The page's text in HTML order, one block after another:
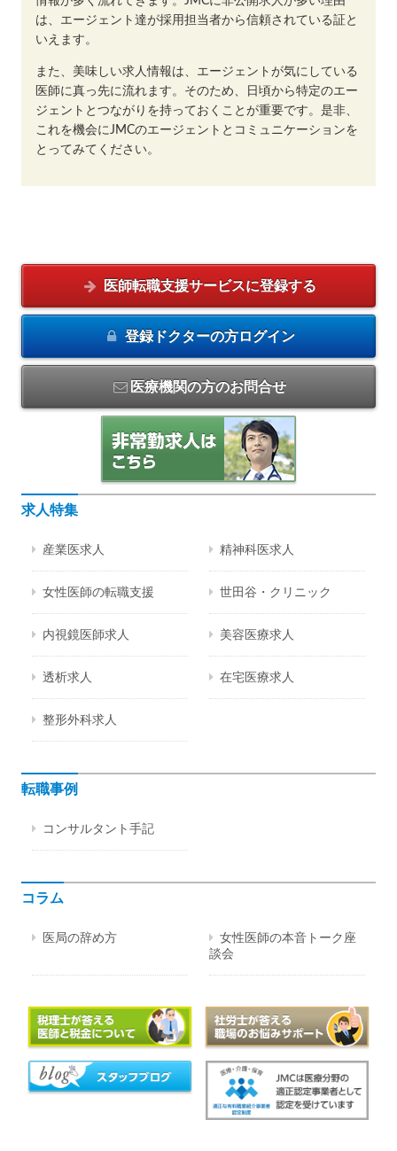
は、エージェント達が採用担当者から信頼されている証と
いえます。
また、美味しい求人情報は、エージェントが気にしている
医師に真っ先に流れます。そのため、日頃から特定のエー
ジェントとつながりを持っておくことが重要です。是非、
これを機会にJMCのエージェントとコミュニケーションを
とってみてください。
医師転職支援サービスに登録する
登録ドクターの方ログイン
医療機関の方のお問合せ
求人特集
産業医求人 精神科医求人
女性医師の転職支援 世田谷・クリニック
内視鏡医師求人 美容医療求人
透析求人 在宅医療求人
整形外科求人
転職事例
コンサルタント手記
コラム
医局の辞め方
女性医師の本音トーク座
談会